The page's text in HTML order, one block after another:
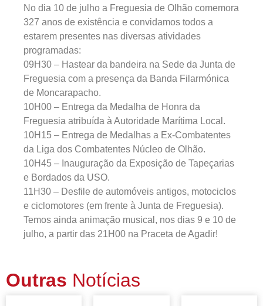
No dia 10 de julho a Freguesia de Olhão comemora
327 anos de existência e convidamos todos a
estarem presentes nas diversas atividades
programadas:
09H30 – Hastear da bandeira na Sede da Junta de
Freguesia com a presença da Banda Filarmónica
de Moncarapacho.
10H00 – Entrega da Medalha de Honra da
Freguesia atribuída à Autoridade Marítima Local.
10H15 – Entrega de Medalhas a Ex-Combatentes
da Liga dos Combatentes Núcleo de Olhão.
10H45 – Inauguração da Exposição de Tapeçarias
e Bordados da USO.
11H30 – Desfile de automóveis antigos, motociclos
e ciclomotores (em frente à Junta de Freguesia).
Temos ainda animação musical, nos dias 9 e 10 de
julho, a partir das 21H00 na Praceta de Agadir!
Outras Notícias